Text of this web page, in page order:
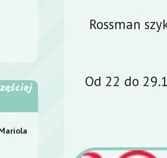
Rossman
Od 22 do